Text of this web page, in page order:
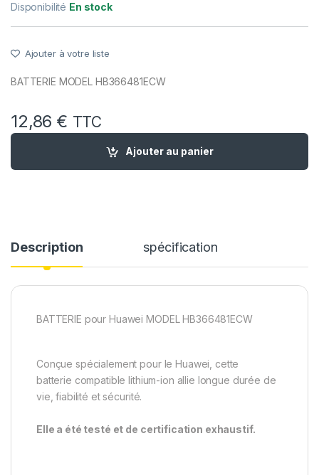
Disponibilité En stock
Ajouter à votre liste
BATTERIE MODEL HB366481ECW
12,86 € TTC
quantité de Batterie compatible Huawei honor 8 / Batterie
Ajouter au panier
Description spécification
BATTERIE pour Huawei MODEL HB366481ECW
Conçue spécialement pour le Huawei, cette
batterie compatible lithium-ion allie longue durée de
vie, fiabilité et sécurité.
Elle a été testé et de certification exhaustif.